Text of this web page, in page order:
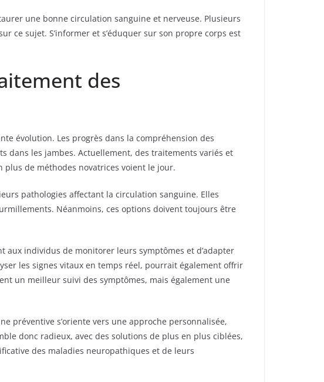
une bonne circulation sanguine et nerveuse. Plusieurs
ce sujet. S’informer et s’éduquer sur son propre corps est
des
évolution. Les progrès dans la compréhension des
dans les jambes. Actuellement, des traitements variés et
plus de méthodes novatrices voient le jour.
pathologies affectant la circulation sanguine. Elles
Néanmoins, ces options doivent toujours être
aux individus de monitorer leurs symptômes et d’adapter
les signes vitaux en temps réel, pourrait également offrir
un meilleur suivi des symptômes, mais également une
préventive s’oriente vers une approche personnalisée,
donc radieux, avec des solutions de plus en plus ciblées,
des maladies neuropathiques et de leurs